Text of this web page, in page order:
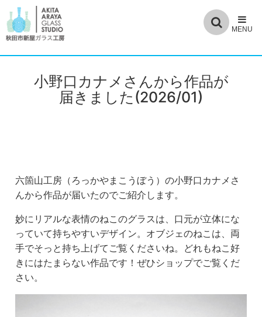
小野口カナメさんから作品が
届きました(2026/01)
六箇山工房（ろっかやまこうぼう）の小野口カナメさ
んから作品が届いたのでご紹介します。
妙にリアルな表情のねこのグラスは、口元が立体にな
っていて持ちやすいデザイン。オブジェのねこは、両
手でそっと持ち上げてご覧くださいね。どれもねこ好
きにはたまらない作品です！ぜひショップでご覧くだ
さい。